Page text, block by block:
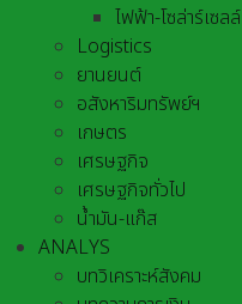
ไฟฟ้า-โซล่าร์เซลล์
Logistics
ยานยนต์
อสังหาริมทรัพย์ฯ
เกษตร
เศรษฐกิจ
เศรษฐกิจทั่วไป
น้ำมัน-แก๊ส
ANALYS
บทวิเคราะห์สังคม